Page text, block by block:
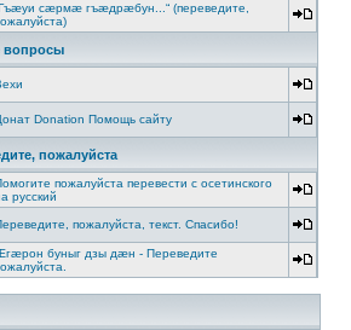
сæрмæ гъæдрæбун...“ (переведите,
вопросы
Donation Помощь сайту
пожалуйста
пожалуйста перевести с осетинского
русский
пожалуйста, текст. Спасибо!
буныг дзы дæн - Переведите